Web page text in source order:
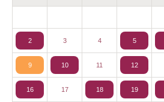
2 3 4 5
9 10 11 12
16 17 18 19